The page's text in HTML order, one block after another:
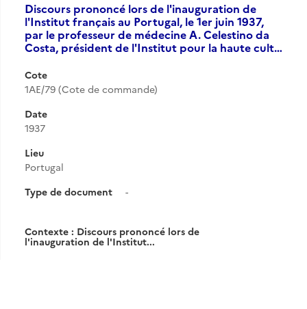
Discours prononcé lors de l'inauguration de
l'Institut français au Portugal, le 1er juin 1937,
par le professeur de médecine A. Celestino da
Costa, président de l'Institut pour la haute cult…
Cote
1AE/79 (Cote de commande)
Date
1937
Lieu
Portugal
Type de document
-
Contexte : Discours prononcé lors de
l'inauguration de l'Institut...